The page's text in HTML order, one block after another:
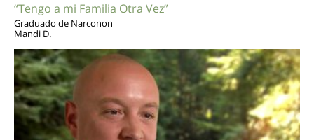
“Tengo a mi Familia Otra Vez”
Graduado de Narconon
Mandi D.